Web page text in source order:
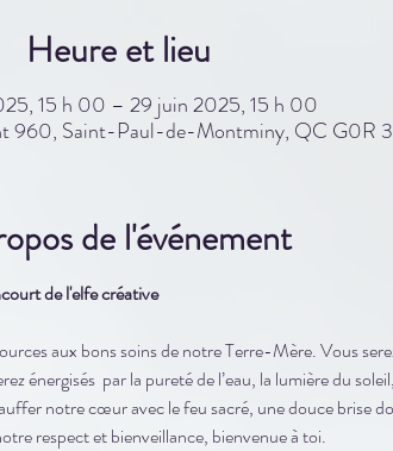
Heure et lieu
15 h 00 – 29 juin 2025, 15 h 00
960, Saint-Paul-de-Montminy, QC G0R
de l'événement
de l'elfe créative
aux bons soins de notre Terre-Mère. Vous
énergisés  par la pureté de l’eau, la lumière du
notre cœur avec le feu sacré, une douce brise
respect et bienveillance, bienvenue à toi.